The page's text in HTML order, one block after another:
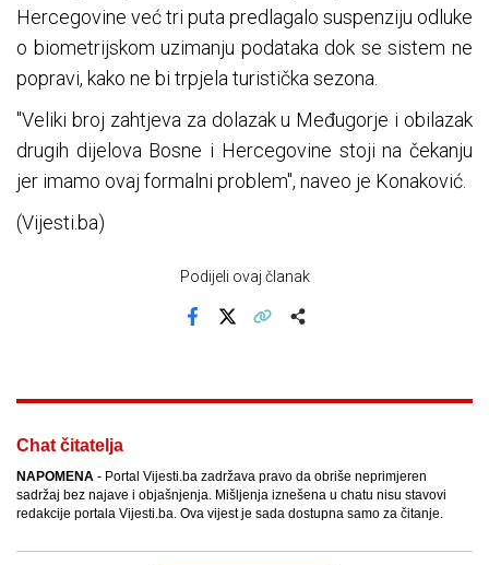
Hercegovine već tri puta predlagalo suspenziju odluke
o biometrijskom uzimanju podataka dok se sistem ne
popravi, kako ne bi trpjela turistička sezona.
"Veliki broj zahtjeva za dolazak u Međugorje i obilazak
drugih dijelova Bosne i Hercegovine stoji na čekanju
jer imamo ovaj formalni problem", naveo je Konaković.
(Vijesti.ba)
Podijeli ovaj članak
Chat čitatelja
NAPOMENA - Portal Vijesti.ba zadržava pravo da obriše neprimjeren
sadržaj bez najave i objašnjenja. Mišljenja iznešena u chatu nisu stavovi
redakcije portala Vijesti.ba. Ova vijest je sada dostupna samo za čitanje.